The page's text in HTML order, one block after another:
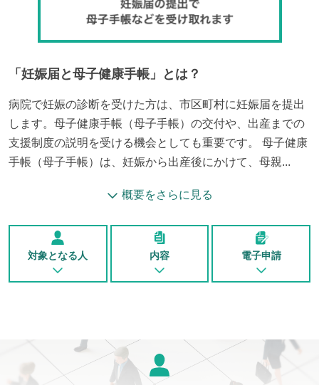
「 妊娠届と母子健康手帳 」とは？
病院で妊娠の診断を受けた方は、市区町村に妊娠届を提出
します。母子健康手帳（母子手帳）の交付や、出産までの
支援制度の説明を受ける機会としても重要です。 母子健康
手帳（母子手帳）は、妊娠から出産後にかけて、母親...
概要をさらに見る
対象となる人 内容 電子申請